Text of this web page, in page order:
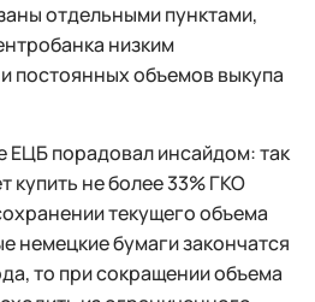
отдельными пунктами,
низким
постоянных объемов выкупа
порадовал инсайдом: так
купить не более 33% ГКО
текущего объема
немецкие бумаги закончатся
то при сокращении объема